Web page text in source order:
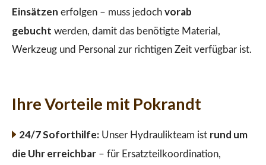
Einsätzen erfolgen – muss jedoch vorab
gebucht werden, damit das benötigte Material,
Werkzeug und Personal zur richtigen Zeit verfügbar ist.
Ihre Vorteile mit Pokrandt
24/7 Soforthilfe:Unser Hydraulikteam ist rund um
die Uhr erreichbar – für Ersatzteilkoordination,